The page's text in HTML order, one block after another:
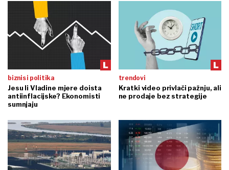
biznis i politika
Jesu li Vladine mjere doista
antiinflacijske? Ekonomisti
sumnjaju
trendovi
Kratki video privlači pažnju, ali
ne prodaje bez strategije